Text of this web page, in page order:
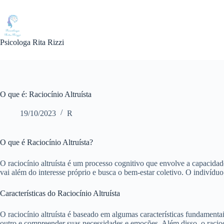
para
conteúdo
Psicologa Rita Rizzi
O que é: Raciocínio Altruísta
19/10/2023 R
O que é Raciocínio Altruísta?
O raciocínio altruísta é um processo cognitivo que envolve a
vai além do interesse próprio e busca o bem-estar coletivo. O
Características do Raciocínio Altruísta
O raciocínio altruísta é baseado em algumas características